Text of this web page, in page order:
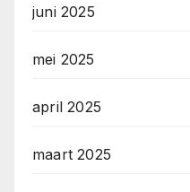
juni 2025
mei 2025
april 2025
maart 2025